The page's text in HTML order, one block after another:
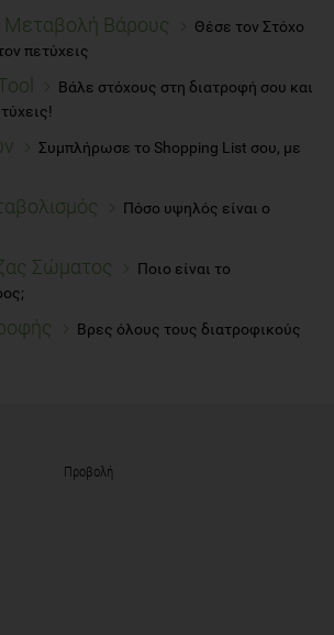
Μεταβολή Βάρους
Θέσε τον Στόχο
πετύχεις
Βάλε στόχους στη διατροφή σου και
Συμπλήρωσε το Shopping List σου, με
Πόσο υψηλός είναι ο
Σώματος
Ποιο είναι το
Βρες όλους τους διατροφικούς
Προβολή